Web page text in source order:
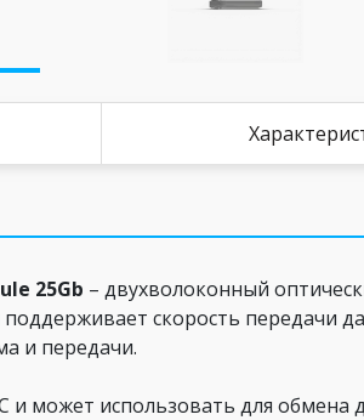
25Gb – двухволоконный
скорость передачи
и передачи.
может использовать для